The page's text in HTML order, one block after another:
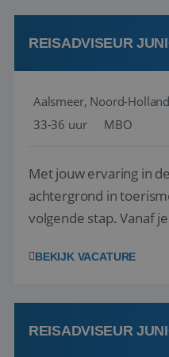
werken: of het nu gaat
REISADVISEUR
Aalsmeer, Noord-
33-36 uur
MBO
Met jouw ervaring in
achtergrond in
volgende stap. Vanaf
wensen van je team, je
klanten te overtuigen
boeken! ...
BEKIJK VACATURE
REISADVISEUR